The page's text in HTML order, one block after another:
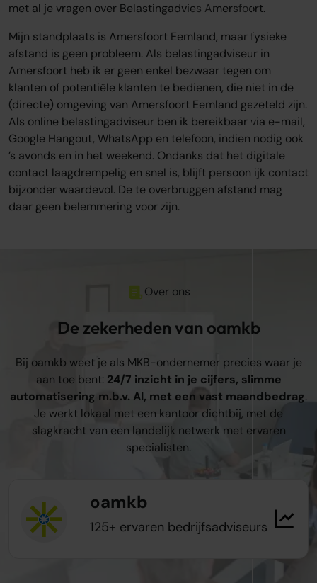
met al je vragen over Belastingadvies Amersfoort.
Mijn standplaats is Amersfoort Eemland, maar fysieke
afstand is geen probleem. Als belastingadviseur in
Amersfoort heb ik er geen enkel bezwaar tegen om
klanten of potentiële klanten te bedienen, die niet in de
(directe) omgeving van Amersfoort Eemland gezeteld zijn.
Als online belastingadviseur ben ik bereikbaar via e-mail,
Google Hangout, WhatsApp en telefoon, indien nodig ook
’s avonds en in het weekend. Ondanks dat het digitale
contact laagdrempelig en snel is, blijft persoonlijk contact
bijzonder waardevol. De te overbruggen afstand mag
daar geen belemmering voor zijn.
Over ons
De zekerheden van oamkb
Bij oamkb weet je als MKB-ondernemer precies waar je
aan toe bent: 24/7 inzicht in je cijfers, slimme
automatisering m.b.v. AI, met een vast maandbedrag.
Je werkt lokaal met een kantoor dichtbij, met de
slagkracht van een landelijk netwerk met ervaren
specialisten.
oamkb
125+ ervaren bedrijfsadviseurs